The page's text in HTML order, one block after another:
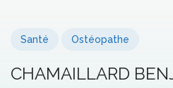
Santé Ostéopathe
CHAMAILLARD